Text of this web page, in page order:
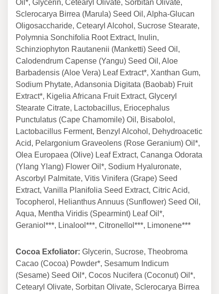
Oil*, Glycerin, Cetearyl Olivate, Sorbitan Olivate,
Sclerocarya Birrea (Marula) Seed Oil, Alpha-Glucan
Oligosaccharide, Cetearyl Alcohol, Sucrose Stearate,
Polymnia Sonchifolia Root Extract, Inulin,
Schinziophyton Rautanenii (Manketti) Seed Oil,
Calodendrum Capense (Yangu) Seed Oil, Aloe
Barbadensis (Aloe Vera) Leaf Extract*, Xanthan Gum,
Sodium Phytate, Adansonia Digitata (Baobab) Fruit
Extract*, Kigelia Africana Fruit Extract, Glyceryl
Stearate Citrate, Lactobacillus, Eriocephalus
Punctulatus (Cape Chamomile) Oil, Bisabolol,
Lactobacillus Ferment, Benzyl Alcohol, Dehydroacetic
Acid, Pelargonium Graveolens (Rose Geranium) Oil*,
Olea Europaea (Olive) Leaf Extract, Cananga Odorata
(Ylang Ylang) Flower Oil*, Sodium Hyaluronate,
Ascorbyl Palmitate, Vitis Vinifera (Grape) Seed
Extract, Vanilla Planifolia Seed Extract, Citric Acid,
Tocopherol, Helianthus Annuus (Sunflower) Seed Oil,
Aqua, Mentha Viridis (Spearmint) Leaf Oil*,
Geraniol***, Linalool***, Citronellol***, Limonene***
Cocoa Exfoliator: Glycerin, Sucrose, Theobroma
Cacao (Cocoa) Powder*, Sesamum Indicum
(Sesame) Seed Oil*, Cocos Nucifera (Coconut) Oil*,
Cetearyl Olivate, Sorbitan Olivate, Sclerocarya Birrea